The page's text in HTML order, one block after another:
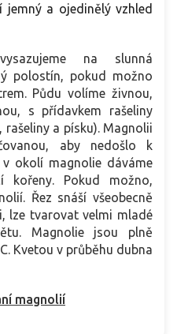
jemný a ojedinělý vzhled
na slunná
polostín, pokud možno
Půdu volíme živnou,
s přídavkem rašeliny
a písku). Magnolii
aby nedošlo k
okolí magnolie dáváme
kořeny. Pokud možno,
Řez snáší všeobecně
lze tvarovat velmi mladé
Magnolie jsou plně
Kvetou v průběhu dubna
magnolií